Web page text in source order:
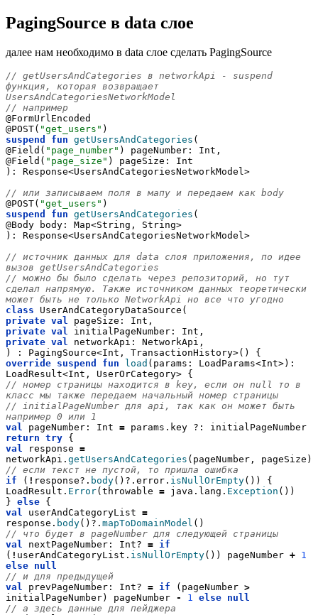
PagingSource в data слое
далее нам необходимо в data слое сделать PagingSource
// getUsersAndCategories в networkApi - suspend
функция, которая возвращает
UsersAndCategoriesNetworkModel
// например
@FormUrlEncoded
@POST( "get_users" )
suspend
fun getUsersAndCategories (
@Field( "page_number" ) pageNumber: Int,
@Field( "page_size" ) pageSize: Int
): Response<UsersAndCategoriesNetworkModel>
// или записываем поля в мапу и передаем как body
@POST( "get_users" )
suspend
fun getUsersAndCategories (
@Body body: Map<String, String>
): Response<UsersAndCategoriesNetworkModel>
// источник данных для data слоя приложения, по идее
вызов getUsersAndCategories
// можно бы было сделать через репозиторий, но тут
сделал напрямую. Также источником данных теоретически
может быть не только NetworkApi но все что угодно
class UserAndCategoryDataSource(
private val pageSize: Int,
private val initialPageNumber: Int,
private val networkApi: NetworkApi,
) : PagingSource<Int, TransactionHistory>() {
override suspend fun load (params: LoadParams<Int>):
LoadResult<Int, UserOrCategory> {
// номер страницы находится в key, если он null то в
класс мы также передаем начальный номер страницы
// initialPageNumber для api, так как он может быть
например 0 или 1
val pageNumber: Int = params.key ?: initialPageNumber
return try {
val response =
networkApi. getUsersAndCategories (pageNumber, pageSize)
// если текст не пустой, то пришла ошибка
if ( ! response?. body()?.error. isNullOrEmpty()) {
LoadResult. Error(throwable = java.lang. Exception ())
} else {
val userAndCategoryList =
response. body()?. mapToDomainModel ()
// что будет в pageNumber для следующей страницы
val nextPageNumber: Int? = if
( ! userAndCategoryList. isNullOrEmpty()) pageNumber + 1
else null
// и для предыдущей
val prevPageNumber: Int? = if (pageNumber >
initialPageNumber) pageNumber - 1 else null
// а здесь данные для пейджера